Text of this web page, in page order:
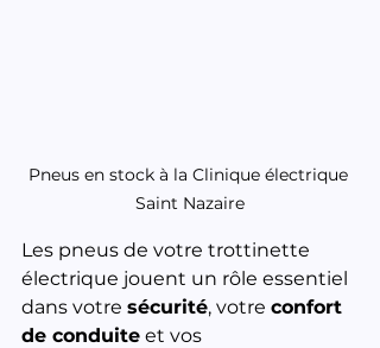
Pneus en stock à la Clinique électrique
Saint Nazaire
Les pneus de votre trottinette
électrique jouent un rôle essentiel
dans votre sécurité, votre confort
de conduite et vos